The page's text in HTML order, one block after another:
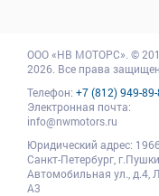
ООО«НВ МОТОРС» ©
2026. Все права
Телефон: +7 (812) 949-
Электронная почта:
info@nwmotors.ru
Юридический адрес:
Санкт-Петербург,
Автомобильная ул., д.4,
А3